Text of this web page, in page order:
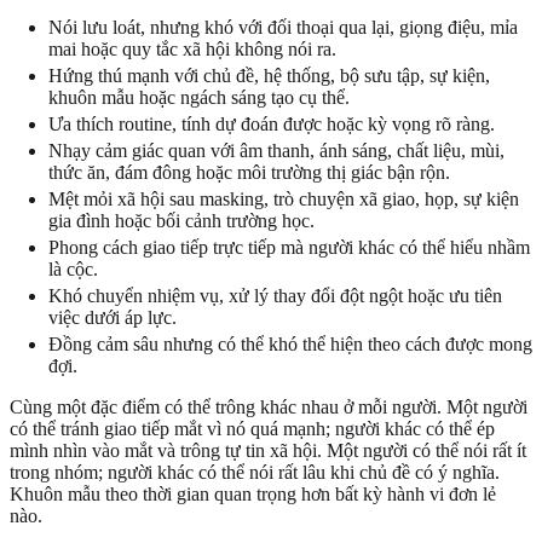
Nói lưu loát, nhưng khó với đối thoại qua lại, giọng điệu, mỉa
mai hoặc quy tắc xã hội không nói ra.
Hứng thú mạnh với chủ đề, hệ thống, bộ sưu tập, sự kiện,
khuôn mẫu hoặc ngách sáng tạo cụ thể.
Ưa thích routine, tính dự đoán được hoặc kỳ vọng rõ ràng.
Nhạy cảm giác quan với âm thanh, ánh sáng, chất liệu, mùi,
thức ăn, đám đông hoặc môi trường thị giác bận rộn.
Mệt mỏi xã hội sau masking, trò chuyện xã giao, họp, sự kiện
gia đình hoặc bối cảnh trường học.
Phong cách giao tiếp trực tiếp mà người khác có thể hiểu nhầm
là cộc.
Khó chuyển nhiệm vụ, xử lý thay đổi đột ngột hoặc ưu tiên
việc dưới áp lực.
Đồng cảm sâu nhưng có thể khó thể hiện theo cách được mong
đợi.
Cùng một đặc điểm có thể trông khác nhau ở mỗi người. Một người
có thể tránh giao tiếp mắt vì nó quá mạnh; người khác có thể ép
mình nhìn vào mắt và trông tự tin xã hội. Một người có thể nói rất ít
trong nhóm; người khác có thể nói rất lâu khi chủ đề có ý nghĩa.
Khuôn mẫu theo thời gian quan trọng hơn bất kỳ hành vi đơn lẻ
nào.